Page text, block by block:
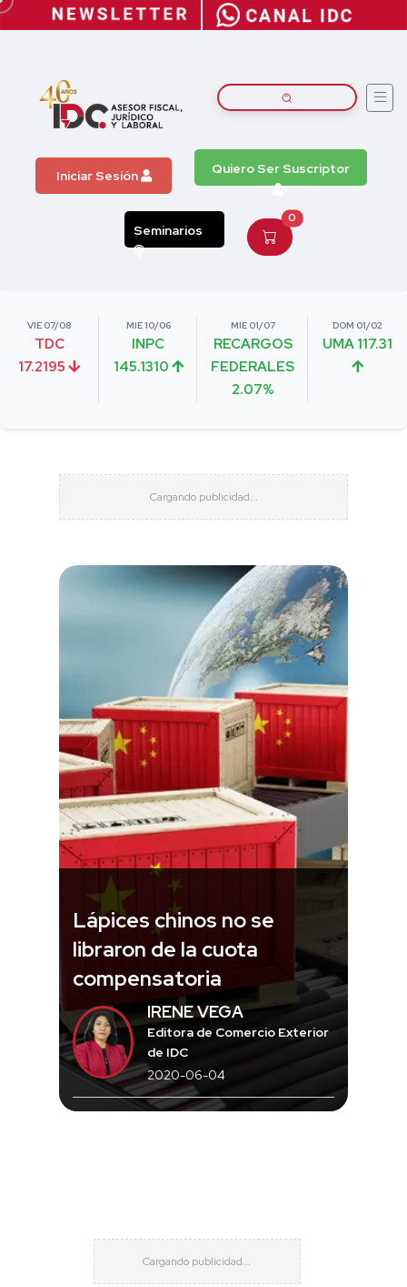
Iniciar Sesión Quiero Ser Suscriptor
Seminarios
0
VIE 07/08
TDC
17.2195
MIE 10/06
INPC
145.1310
MIE 01/07
RECARGOS
FEDERALES
2.07%
DOM 01/02
UMA 117.31
Lápices chinos no se
libraron de la cuota
compensatoria
IRENE VEGA
Editora de Comercio Exterior
de IDC
2020-06-04